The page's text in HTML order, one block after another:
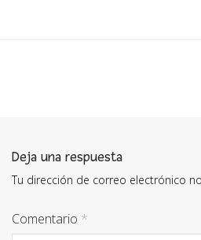
Deja una respuesta
Tu dirección de correo electrónico
Comentario *